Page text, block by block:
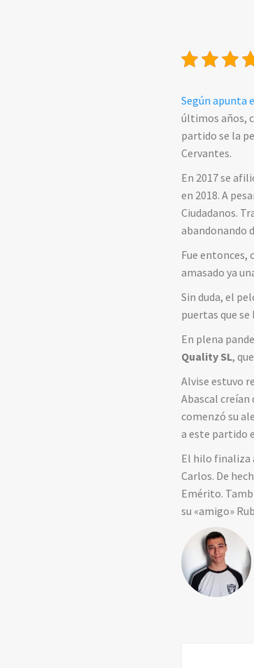
Según apunta
últimos años,
partido se la
Cervantes.
En 2017 se
en 2018. A
Ciudadanos.
abandonando
Fue entonces,
amasado ya
Sin duda, el
puertas que
En plena
Quality SL,
Alvise estuvo
Abascal
comenzó su
a este partido
El hilo finaliza
Carlos. De
Emérito.
su «amigo»